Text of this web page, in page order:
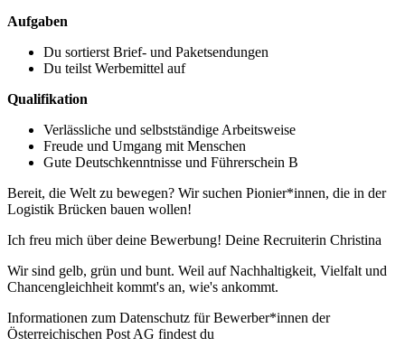
Aufgaben
Du sortierst Brief- und Paketsendungen
Du teilst Werbemittel auf
Qualifikation
Verlässliche und selbstständige Arbeitsweise
Freude und Umgang mit Menschen
Gute Deutschkenntnisse und Führerschein B
Bereit, die Welt zu bewegen? Wir suchen Pionier*innen, die in der
Logistik Brücken bauen wollen!
Ich freu mich über deine Bewerbung! Deine Recruiterin Christina
Wir sind gelb, grün und bunt. Weil auf Nachhaltigkeit, Vielfalt und
Chancengleichheit kommt's an, wie's ankommt.
Informationen zum Datenschutz für Bewerber*innen der
Österreichischen Post AG findest du